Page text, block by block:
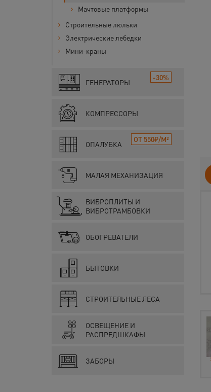
Мачтовые платформы
Строительные люльки
Электрические лебедки
Мини-краны
ГЕНЕРАТОРЫ
-30%
КОМПРЕССОРЫ
ОПАЛУБКА
ОТ 550₽/М²
МАЛАЯ МЕХАНИЗАЦИЯ
ВИБРОПЛИТЫ И
ВИБРОТРАМБОВКИ
ОБОГРЕВАТЕЛИ
БЫТОВКИ
СТРОИТЕЛЬНЫЕ ЛЕСА
ОСВЕЩЕНИЕ И
РАСПРЕДШКАФЫ
ЗАБОРЫ